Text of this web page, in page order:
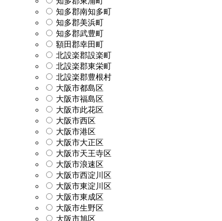
知多郡南知多町
知多郡美浜町
知多郡武豊町
額田郡幸田町
北設楽郡設楽町
北設楽郡東栄町
北設楽郡豊根村
大阪市都島区
大阪市福島区
大阪市此花区
大阪市西区
大阪市港区
大阪市大正区
大阪市天王寺区
大阪市浪速区
大阪市西淀川区
大阪市東淀川区
大阪市東成区
大阪市生野区
大阪市旭区